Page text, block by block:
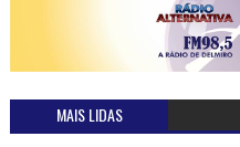
MAIS LIDAS